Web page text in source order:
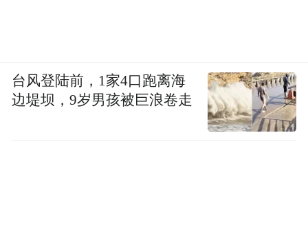
台风登陆前，1家4口跑离海
边堤坝，9岁男孩被巨浪卷走